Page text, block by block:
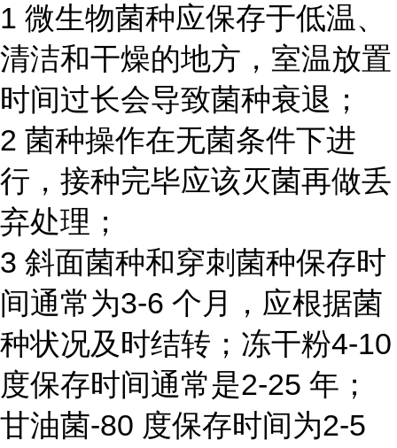
1 微生物菌种应保存于低温、
清洁和干燥的地方，室温放置
时间过长会导致菌种衰退；
2 菌种操作在无菌条件下进
行，接种完毕应该灭菌再做丢
弃处理；
3 斜面菌种和穿刺菌种保存时
间通常为3-6 个月，应根据菌
种状况及时结转；冻干粉4-10
度保存时间通常是2-25 年；
甘油菌-80 度保存时间为2-5